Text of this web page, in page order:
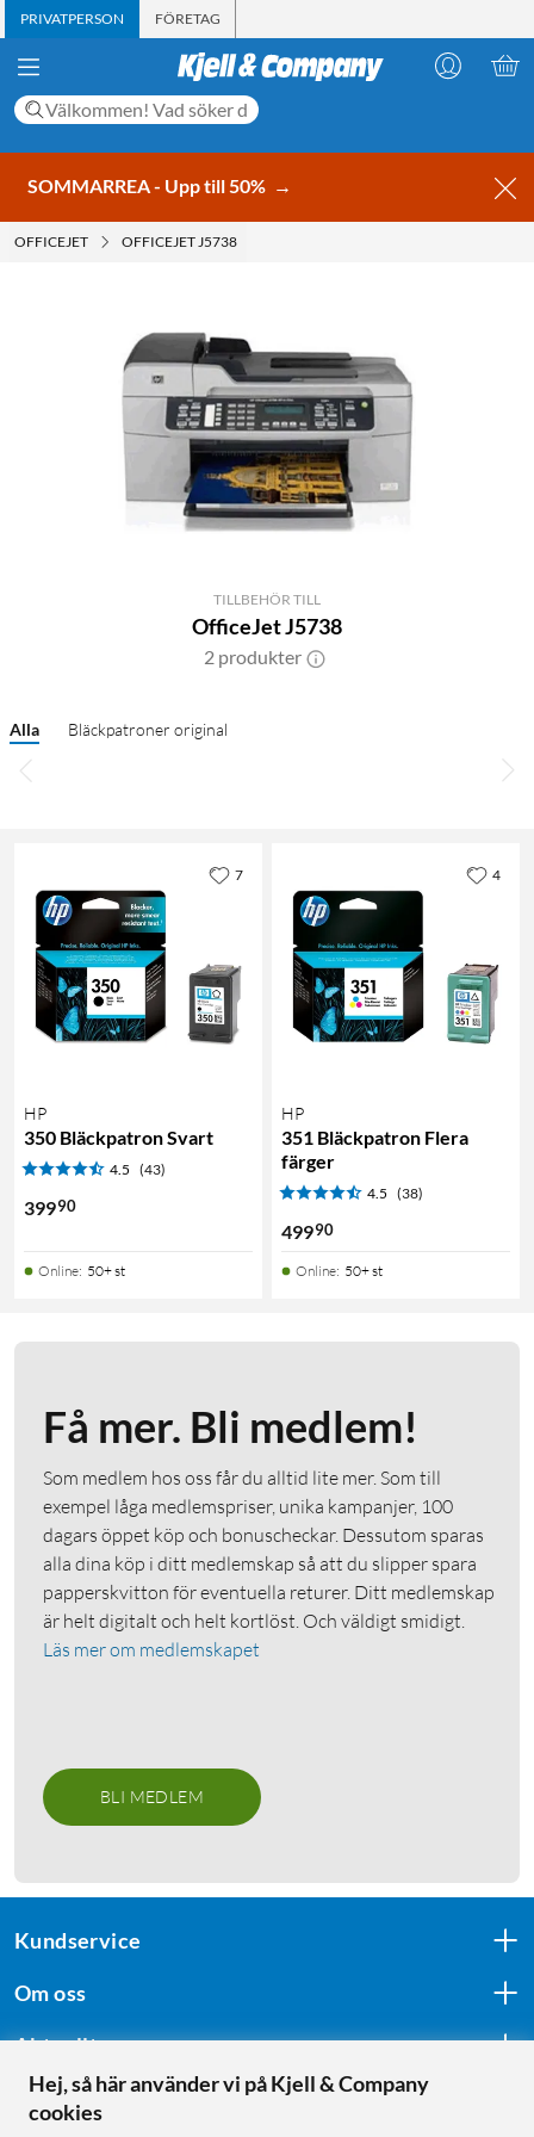
PRIVATPERSON FÖRETAG
SOMMARREA - Upp till 50% →
OFFICEJET OFFICEJET J5738
TILLBEHÖR TILL
OfficeJet J5738
2 produkter
Alla Bläckpatroner original
HP
350 Bläckpatron Svart
4.5 (43)
39990
Online: 50+ st
7
HP
351 Bläckpatron Flera
färger
4.5 (38)
49990
Online: 50+ st
4
Få mer. Bli medlem!
Som medlem hos oss får du alltid lite mer. Som till
exempel låga medlemspriser, unika kampanjer, 100
dagars öppet köp och bonuscheckar. Dessutom sparas
alla dina köp i ditt medlemskap så att du slipper spara
papperskvitton för eventuella returer. Ditt medlemskap
är helt digitalt och helt kortlöst. Och väldigt smidigt.
Läs mer om medlemskapet
BLI MEDLEM
Kundservice
Om oss
Aktuellt
Följ oss
Hej, så här använder vi på Kjell & Company
cookies